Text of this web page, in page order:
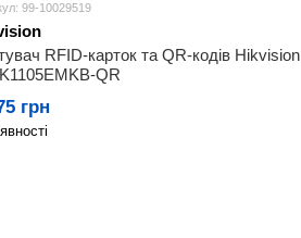
99-10029519
RFID-карток та QR-кодів Hikvision
QR
грн